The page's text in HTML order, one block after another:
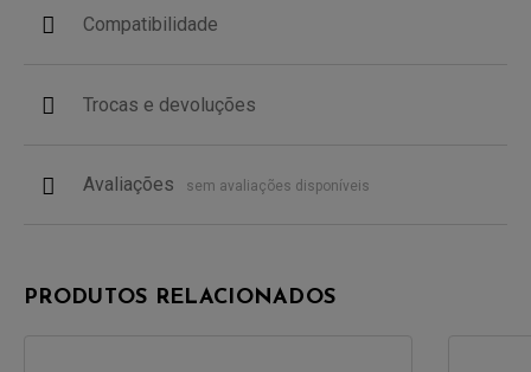
Compatibilidade
Trocas e devoluções
Avaliações sem avaliações disponíveis
PRODUTOS RELACIONADOS